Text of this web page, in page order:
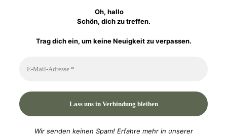
Oh, hallo
Schön, dich zu treffen.
Trag dich ein, um keine Neuigkeit zu verpassen.
Wir senden keinen Spam! Erfahre mehr in unserer